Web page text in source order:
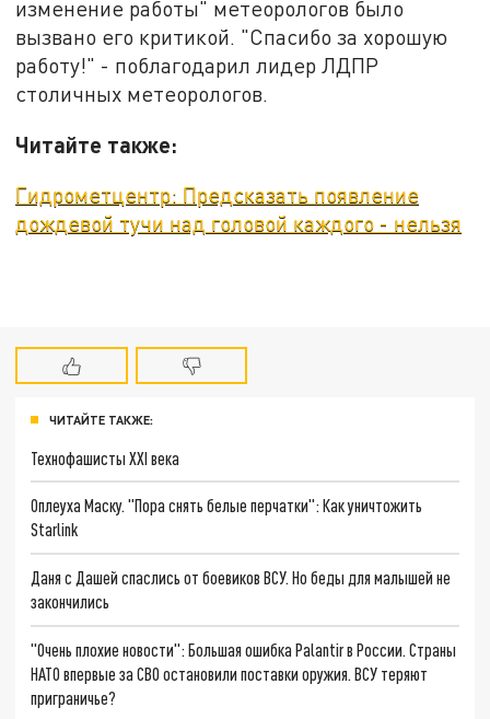
изменение работы" метеорологов было
вызвано его критикой. "Спасибо за хорошую
работу!" - поблагодарил лидер ЛДПР
столичных метеорологов.
Читайте также:
Гидрометцентр: Предсказать появление
дождевой тучи над головой каждого - нельзя
ЧИТАЙТЕ ТАКЖЕ:
Технофашисты XXI века
Оплеуха Маску. "Пора снять белые перчатки": Как уничтожить
Starlink
Даня с Дашей спаслись от боевиков ВСУ. Но беды для малышей не
закончились
"Очень плохие новости": Большая ошибка Palantir в России. Страны
НАТО впервые за СВО остановили поставки оружия. ВСУ теряют
приграничье?